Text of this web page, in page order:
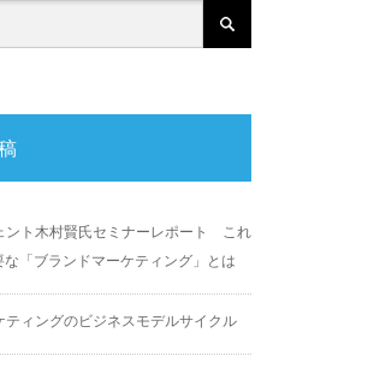
ント木村賢氏セミナーレポート これ
な「ブランドマーケティング」とは
ティングのビジネスモデルサイクル